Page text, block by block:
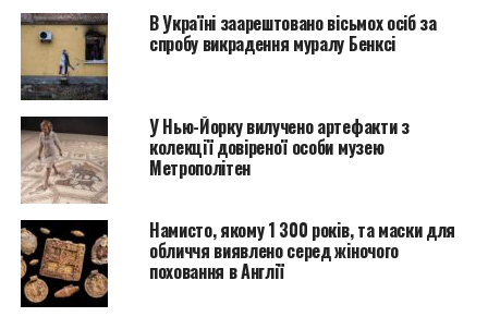
музеї в Німеччині.
Протести проти зміни клімату, пов’язані із
замазуванням чи закиданням картин рідинами,
розпочалися наприкінці червня, причому більшість
акцій проводила британська група кліматичного
активізму Just Stop Oil, до якої приєдналися інші
активістські організації у Німеччині та Італії.
Активісти, які взяли участь в акції в Гаазі в четвер,
були одягнені у футболки Just Stop Oil, але не
підтверджені протестуючими Just Stop Oil.
В Україні заарештовано вісьмох осіб за
спробу викрадення муралу Бенксі
У Нью-Йорку вилучено артефакти з
колекції довіреної особи музею
Метрополітен
Намисто, якому 1 300 років, та маски для
обличчя виявлено серед жіночого
поховання в Англії